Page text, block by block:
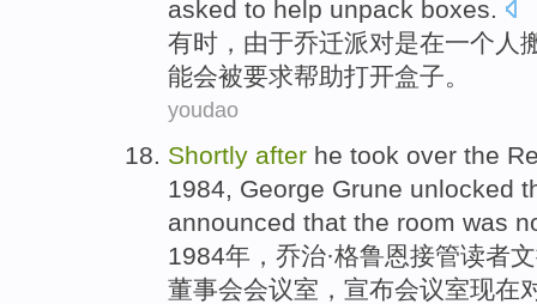
asked to help unpack boxes.
有时 ， 由于乔迁派对是在一个 人
能会被要求帮助打开盒子。
youdao
Shortly after he took over the
1984, George Grune unlocked
announced that the room was
1984年，乔治·格鲁恩接管读者
董事会会议室， 宣布会议室现在